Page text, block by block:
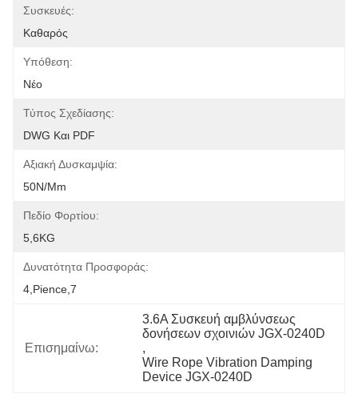
Συσκευές:
Καθαρός
Υπόθεση:
Νέο
Τύπος Σχεδίασης:
DWG Και PDF
Αξιακή Δυσκαμψία:
50N/mm
Πεδίο Φορτίου:
5,6KG
Δυνατότητα Προσφοράς:
4,pience,7
Επισημαίνω:
3.6Α Συσκευή αμβλύνσεως
δονήσεων σχοινιών JGX-0240D
,
Wire Rope Vibration Damping
Device JGX-0240D